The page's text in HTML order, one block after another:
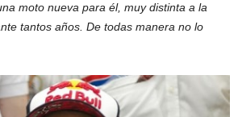
moto nueva para él, muy distinta a la
tantos años. De todas manera no lo